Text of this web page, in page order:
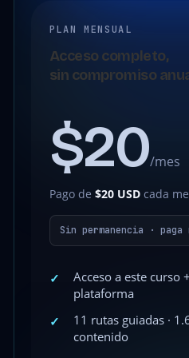
PLAN MENSUAL
Acceso completo,
sin compromiso
$20/mes
Pago de $20 USDcada
Sin permanencia · paga
✓
Acceso a este curso
plataforma
✓
11 rutas guiadas ·
contenido